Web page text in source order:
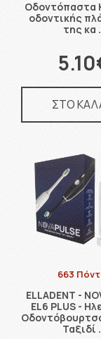
Οδοντόπαστα
οδοντικής
της κα
ΣΤΟ
663
ELLADENT -
EL6 PLUS -
Ταξιδί